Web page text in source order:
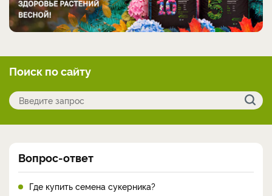
Поиск по сайту
Вопрос-ответ
Где купить семена сукерника?